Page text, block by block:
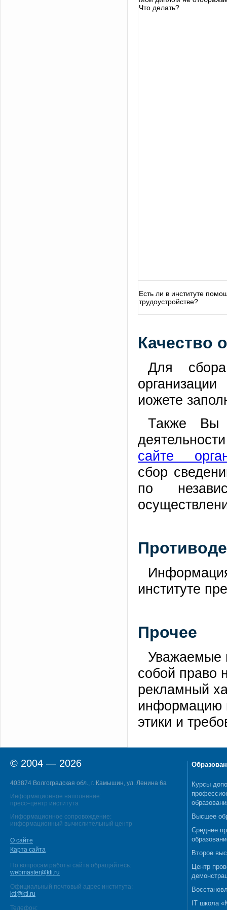
Что делать?
Есть ли в институте
трудоустройстве?
Качество
Для
иожете
Также Вы
сайте
сбор
по
институте
Прочее
Уважаемые
собой право
рекламный
информацию
этики и
© 2004 — 2026
403874 Волгоградская обл., г. Камышин, ул. Ленина 6а
Информационное наполнение:
пресс–центр института
Информационное сопровождение:
информационный вычислительный центр
О сайте
Карта сайта
По вопросам работы сайта обращайтесь:
webmaster@kti.ru
Официальный почтовый адрес института:
kti@kti.ru
Телефон:
Курсы
Высшее
Среднее
Второе
Центр
IT школа